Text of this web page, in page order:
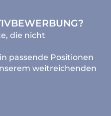
die nicht
passende Positionen
weitreichenden